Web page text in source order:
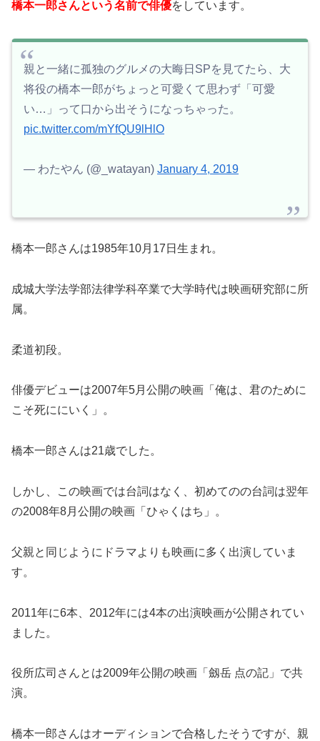
橋本一郎さんという名前で俳優をしています。
親と一緒に孤独のグルメの大晦日SPを見てたら、大
将役の橋本一郎がちょっと可愛くて思わず「可愛
い…」って口から出そうになっちゃった。
pic.twitter.com/mYfQU9lHlO
— わたやん (@_watayan) January 4, 2019
橋本一郎さんは1985年10月17日生まれ。
成城大学法学部法律学科卒業で大学時代は映画研究部に所
属。
柔道初段。
俳優デビューは2007年5月公開の映画「俺は、君のために
こそ死ににいく」。
橋本一郎さんは21歳でした。
しかし、この映画では台詞はなく、初めてのの台詞は翌年
の2008年8月公開の映画「ひゃくはち」。
父親と同じようにドラマよりも映画に多く出演していま
す。
2011年に6本、2012年には4本の出演映画が公開されてい
ました。
役所広司さんとは2009年公開の映画「劔岳 点の記」で共
演。
橋本一郎さんはオーディションで合格したそうですが、親